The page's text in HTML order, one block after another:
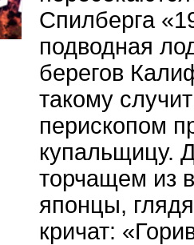
Спилберга
подводная
берегов
такому
перископом
купальщицу.
торчащем из
японцы,
кричат: